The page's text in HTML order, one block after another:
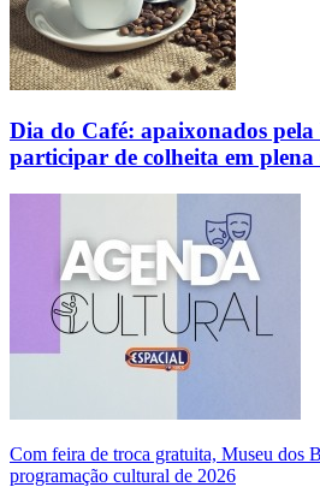
Dia do Café: apaixonados
participar de colheita em
Com feira de troca gratuita, Museu dos
programação cultural de 2026